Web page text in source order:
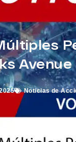
Noticias de